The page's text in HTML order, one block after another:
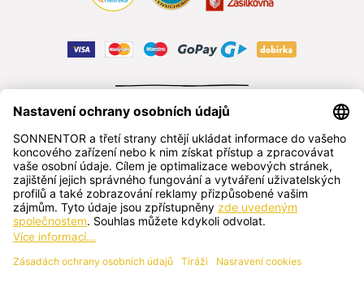
čeština
SONNENTOR s.r.o.
Příhon 943, 696 15 Čejkovice, Česká republika
+420 518 362 687 sonnentor@sonnentor.cz